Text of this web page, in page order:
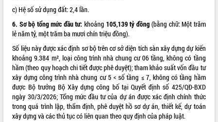
cách mạng
văn hóa, thể thao đáp ứng yêu cầu
phát triển mới
Thường trực HĐND tỉnh Đắk Lắk gặp
mặt Đoàn chuyên gia y tế TP. Hồ Chí
Minh
Lễ truy điệu và an táng hài cốt liệt sĩ
tại Nghĩa trang Liệt sĩ xã Sơn Hòa
Bàn giải pháp tháo gỡ khó khăn trong
xuất khẩu sầu riêng và triển khai quy
LIÊN KẾT WEB
THỐNG KÊ TRUY CẬP
Hôm nay: 33023
Tất cả:
66078346
c) Hệ số sử dụng đất: 2,4 lần.
6. Sơ bộ tổng mức đầu tư: khoảng 105,139 tỷ đồng(bằng chữ: Một trăm
lẻ năm tỷ, một trăm ba mươi chín triệu đồng).
Số liệu này được xác định sơ bộ trên cơ sở diện tích sàn xây dựng dự kiến
khoảng 9.384 m², loại công trình nhà chung cư 06 tầng, không có tầng
hầm (theo quy hoạch chi tiết được phê duyệt); tham khảo suất vốn đầu tư
xây dựng công trình nhà chung cư 5 < số tầng ≤ 7, không có tầng hầm
được Bộ trưởng Bộ Xây dựng công bố tại Quyết định số 425/QĐ-BXD
ngày 30/3/2026; Tổng mức đầu tư của dự án được xác định chính thức
trong quá trình lập, thẩm định, phê duyệt hồ sơ dự án, thiết kế, dự toán
xây dựng và các thủ tục có liên quan theo quy định của pháp luật.